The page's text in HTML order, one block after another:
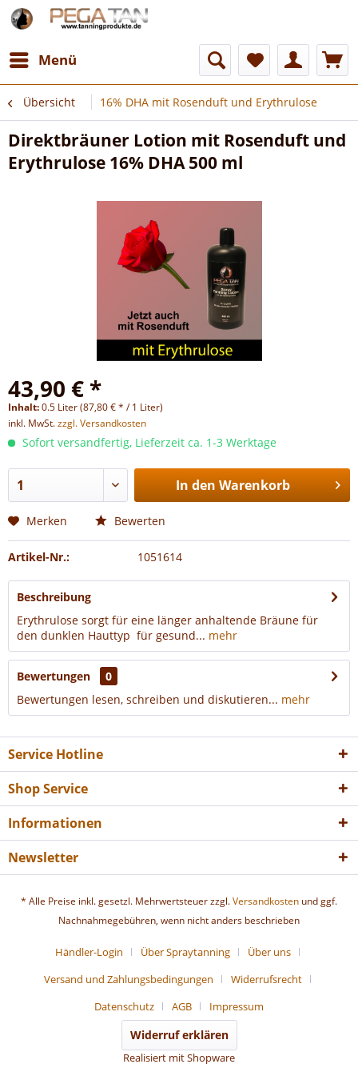
Menü
Übersicht 16% DHA mit Rosenduft und Erythrulose
Direktbräuner Lotion mit Rosenduft und
Erythrulose 16% DHA 500 ml
43,90 € *
Inhalt:0.5 Liter (87,80 € * / 1 Liter)
inkl. MwSt.zzgl. Versandkosten
Sofort versandfertig, Lieferzeit ca. 1-3 Werktage
In den Warenkorb
Merken Bewerten
Artikel-Nr.: 1051614
Beschreibung
Erythrulose sorgt für eine länger anhaltende Bräune für
den dunklen Hauttyp für gesund... mehr
Bewertungen
0
Bewertungen lesen, schreiben und diskutieren... mehr
Service Hotline
Shop Service
Informationen
Newsletter
* Alle Preise inkl. gesetzl. Mehrwertsteuer zzgl.Versandkosten und ggf.
Nachnahmegebühren, wenn nicht anders beschrieben
Händler-Login Über Spraytanning
Über uns
Versand und Zahlungsbedingungen
Widerrufsrecht
Datenschutz
AGB Impressum
Widerruf erklären
Realisiert mit Shopware